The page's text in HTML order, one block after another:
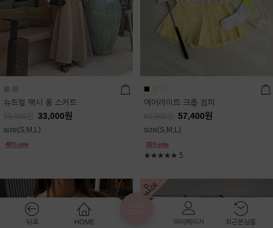
뉴트럴 맥시 롱 스커트
55,000 33,000원
size(S,M,L)
에어라이트 크롭 점퍼
82,000 57,400원
size(S,M,L)
★★★★★ 5
뒤로 HOME
마이페이지
최근본상품